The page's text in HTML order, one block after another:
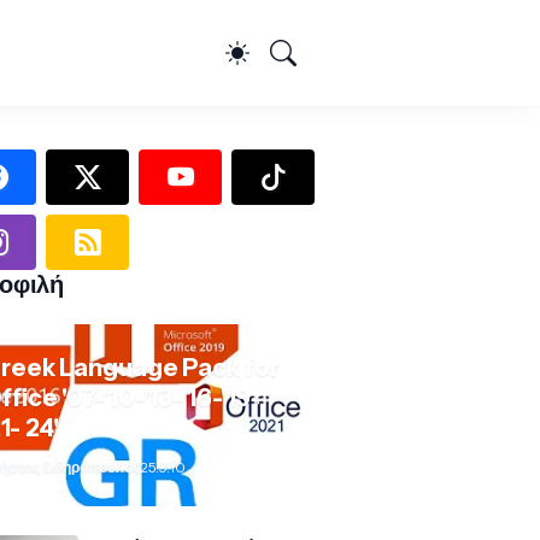
Language Pack for
'07-'10-'13-'16-'19-
24'
Σιδηρόπουλος 25.9.10